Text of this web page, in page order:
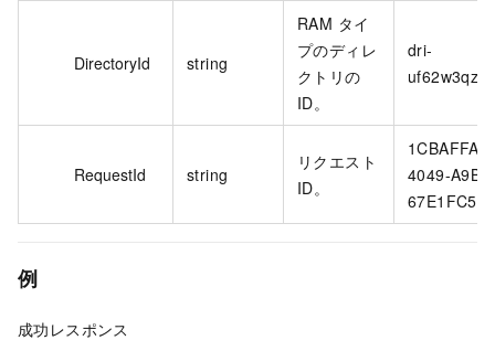
DirectoryId string
RAM タイ
プのディレ
クトリの
ID。
dri-
RequestId string
リクエスト
ID。
4049-
例
成功レスポンス